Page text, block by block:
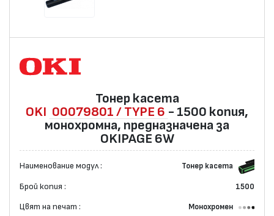
Тонер касета
OKI 00079801 / TYPE 6 - 1500 копия,
монохромна, предназначена за
OKIPAGE 6W
Наименование модул : Тонер касета
Брой копия : 1500
Цвят на печат : Монохромен